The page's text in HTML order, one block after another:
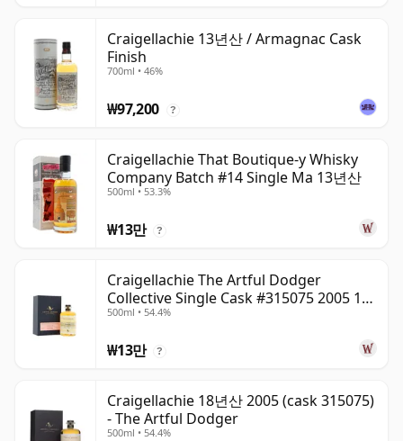
Craigellachie 13년산 / Armagnac Cask
Finish
700ml • 46%
₩97,200 ?
Craigellachie That Boutique-y Whisky
Company Batch #14 Single Ma 13년산
500ml • 53.3%
₩13만 ?
Craigellachie The Artful Dodger
Collective Single Cask #315075 2005 18
년산
500ml • 54.4%
₩13만 ?
Craigellachie 18년산 2005 (cask 315075)
- The Artful Dodger
500ml • 54.4%